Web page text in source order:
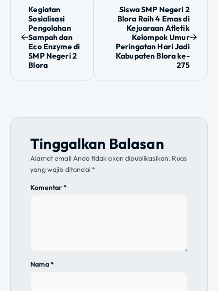
a
Kegiatan
Sosialisasi
Pengolahan
Sampah dan
Eco Enzyme di
SMP Negeri 2
Blora
Siswa SMP Negeri 2
Blora Raih 4 Emas di
Kejuaraan Atletik
Kelompok Umur
Peringatan Hari Jadi
Kabupaten Blora ke-
275
Tinggalkan Balasan
Alamat email Anda tidak akan dipublikasikan. Ruas
yang wajib ditandai *
Komentar*
Nama*